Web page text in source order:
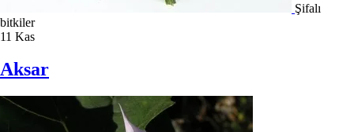
Şifalı
bitkiler
11 Kas
Aksar